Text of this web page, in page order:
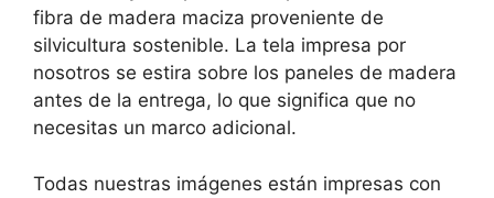
fibra de madera maciza proveniente de
silvicultura sostenible. La tela impresa por
nosotros se estira sobre los paneles de madera
antes de la entrega, lo que significa que no
necesitas un marco adicional.
Todas nuestras imágenes están impresas con